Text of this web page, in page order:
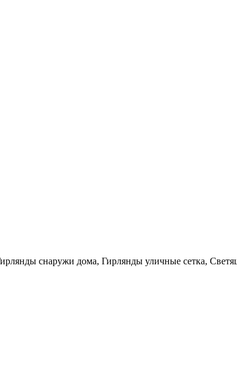
снаружи дома, Гирлянды уличные сетка,